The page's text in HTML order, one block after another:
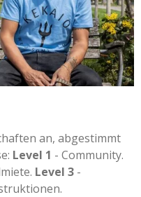
an, abgestimmt
Level 1 - Community.
Level 3 -